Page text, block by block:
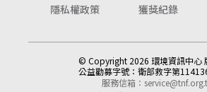
隱私權政策
獲獎紀錄
© Copyright 2026 環境資訊中心
公益勸募字號： 衛部救字第
服務信箱：